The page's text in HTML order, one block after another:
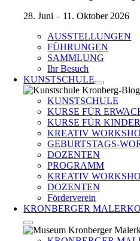
28. Juni – 11. Oktober 2026
AUSSTELLUNGEN
FÜHRUNGEN
SAMMLUNG
Ihr Besuch
KUNSTSCHULE
KUNSTSCHULE
KURSE FÜR
KURSE FÜR KINDER
KREATIV
GEBURTSTAGS-
DOZENTEN
PROGRAMM
KREATIV
DOZENTEN
Förderverein
KRONBERGER